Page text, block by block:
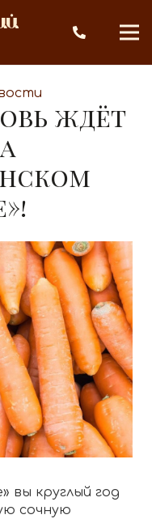
ждёт
вы круглый год
сочную